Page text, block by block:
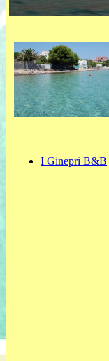
I Ginepri B&B